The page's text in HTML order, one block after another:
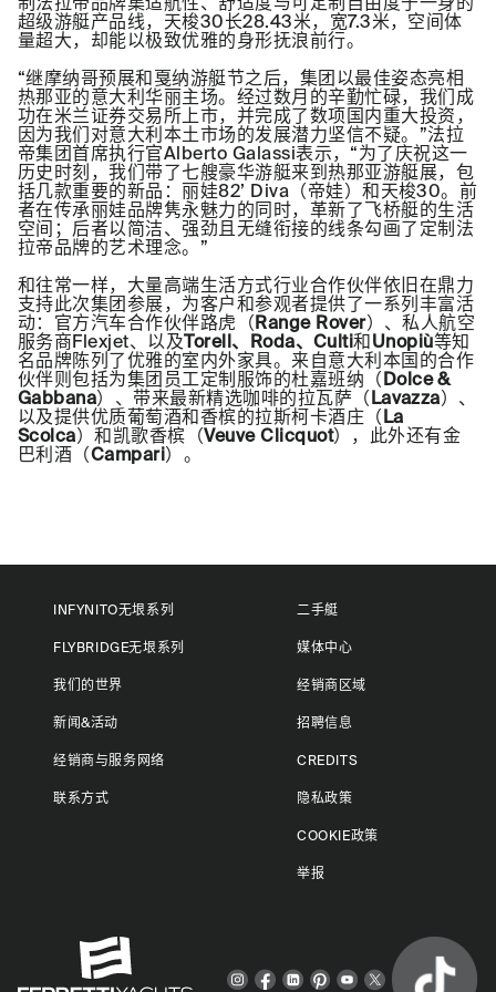
超级游艇产品线，天梭30长28.43米，宽7.3米，空间体
量超大，却能以极致优雅的身形抚浪前行。
“继摩纳哥预展和戛纳游艇节之后，集团以最佳姿态亮相
热那亚的意大利华丽主场。经过数月的辛勤忙碌，我们成
功在米兰证券交易所上市，并完成了数项国内重大投资，
因为我们对意大利本土市场的发展潜力坚信不疑。”法拉
帝集团首席执行官Alberto Galassi表示，“为了庆祝这一
历史时刻，我们带了七艘豪华游艇来到热那亚游艇展，包
括几款重要的新品：丽娃82’ Diva（帝娃）和天梭30。前
者在传承丽娃品牌隽永魅力的同时，革新了飞桥艇的生活
空间；后者以简洁、强劲且无缝衔接的线条勾画了定制法
拉帝品牌的艺术理念。”
和往常一样，大量高端生活方式行业合作伙伴依旧在鼎力
支持此次集团参展，为客户和参观者提供了一系列丰富活
动：官方汽车合作伙伴路虎（Range Rover）、私人航空
服务商Flexjet、以及Torell、Roda、Culti和Unopiù等知
名品牌陈列了优雅的室内外家具。来自意大利本国的合作
伙伴则包括为集团员工定制服饰的杜嘉班纳（Dolce &
Gabbana）、带来最新精选咖啡的拉瓦萨（Lavazza）、
以及提供优质葡萄酒和香槟的拉斯柯卡酒庄（La
Scolca）和凯歌香槟（Veuve Clicquot），此外还有金
巴利酒（Campari）。
INFYNITO无垠系列
FLYBRIDGE无垠系列
我们的世界
新闻&活动
经销商与服务网络
联系方式
二手艇
媒体中心
经销商区域
招聘信息
CREDITS
隐私政策
COOKIE政策
举报